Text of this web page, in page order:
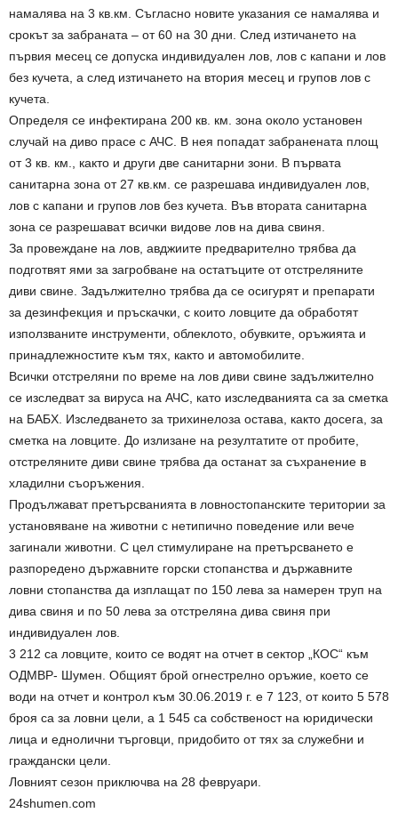
намалява на 3 кв.км. Съгласно новите указания се намалява и
срокът за забраната – от 60 на 30 дни. След изтичането на
първия месец се допуска индивидуален лов, лов с капани и лов
без кучета, а след изтичането на втория месец и групов лов с
кучета.
Определя се инфектирана 200 кв. км. зона около установен
случай на диво прасе с АЧС. В нея попадат забранената площ
от 3 кв. км., както и други две санитарни зони. В първата
санитарна зона от 27 кв.км. се разрешава индивидуален лов,
лов с капани и групов лов без кучета. Във втората санитарна
зона се разрешават всички видове лов на дива свиня.
За провеждане на лов, авджиите предварително трябва да
подготвят ями за загробване на остатъците от отстреляните
диви свине. Задължително трябва да се осигурят и препарати
за дезинфекция и пръскачки, с които ловците да обработят
използваните инструменти, облеклото, обувките, оръжията и
принадлежностите към тях, както и автомобилите.
Всички отстреляни по време на лов диви свине задължително
се изследват за вируса на АЧС, като изследванията са за сметка
на БАБХ. Изследването за трихинелоза остава, както досега, за
сметка на ловците. До излизане на резултатите от пробите,
отстреляните диви свине трябва да останат за съхранение в
хладилни съоръжения.
Продължават претърсванията в ловностопанските територии за
установяване на животни с нетипично поведение или вече
загинали животни. С цел стимулиране на претърсването е
разпоредено държавните горски стопанства и държавните
ловни стопанства да изплащат по 150 лева за намерен труп на
дива свиня и по 50 лева за отстреляна дива свиня при
индивидуален лов.
3 212 са ловците, които се водят на отчет в сектор „КОС“ към
ОДМВР- Шумен. Общият брой огнестрелно оръжие, което се
води на отчет и контрол към 30.06.2019 г. е 7 123, от които 5 578
броя са за ловни цели, а 1 545 са собственост на юридически
лица и еднолични търговци, придобито от тях за служебни и
граждански цели.
Ловният сезон приключва на 28 февруари.
24shumen.com